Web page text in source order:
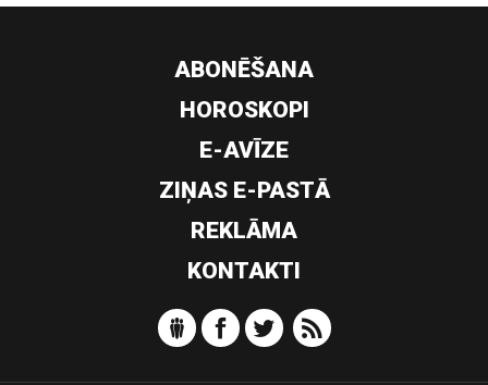
ABONĒŠANA
HOROSKOPI
E-AVĪZE
ZIŅAS E-PASTĀ
REKLĀMA
KONTAKTI